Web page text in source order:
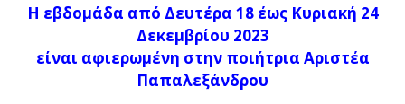
Η εβδομάδα από Δευτέρα 18 έως Κυριακή 24
Δεκεμβρίου 2023
είναι αφιερωμένη στην ποιήτρια Αριστέα
Παπαλεξάνδρου